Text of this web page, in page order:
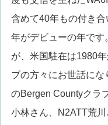
含めて40年もの付き
年がデビューの年です
が、米国駐在は1980
ブの方々にお世話に
のBergen Countyクラ
小林さん、N2ATT荒